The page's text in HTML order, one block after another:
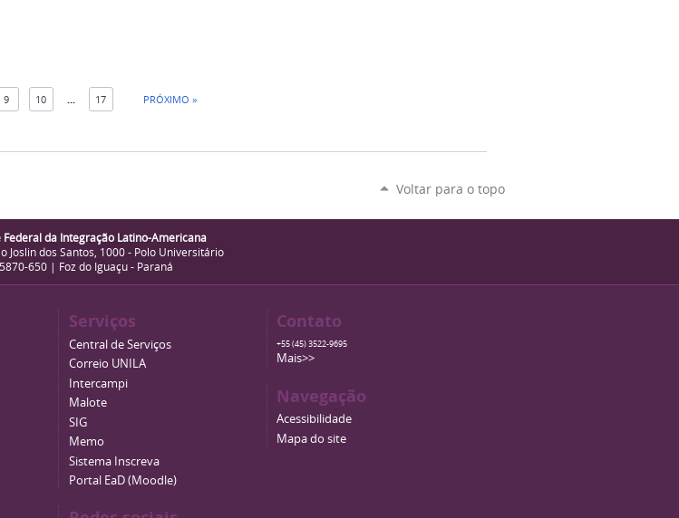
9 10 17 PRÓXIMO »
Voltar para o topo
Federal da Integração Latino-Americana
Joslin dos Santos, 1000 - Polo Universitário
650 | Foz do Iguaçu - Paraná
Serviços
Central de Serviços
Correio UNILA
Intercampi
Malote
SIG
Memo
Sistema Inscreva
Portal EaD (Moodle)
Contato
+55 (45) 3522-9695
Mais>>
Navegação
Acessibilidade
Mapa do site